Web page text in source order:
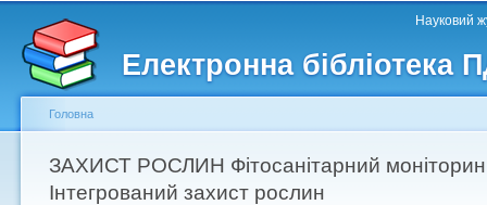
Електронна бібліотека
Головне меню Науковий
Другорядне меню
Ви є тут
Головна
ЗАХИСТ РОСЛИН Фітосанітарний
Інтегрований захист рослин